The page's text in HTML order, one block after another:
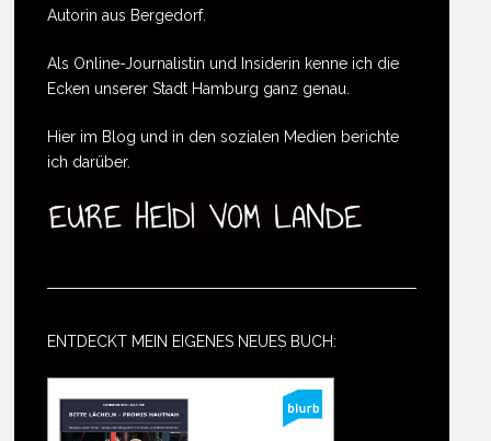
Autorin aus Bergedorf.
Als Online-Journalistin und Insiderin kenne ich die
Ecken unserer Stadt Hamburg ganz genau.
Hier im Blog und in den sozialen Medien berichte
ich darüber.
ENTDECKT MEIN EIGENES NEUES BUCH: